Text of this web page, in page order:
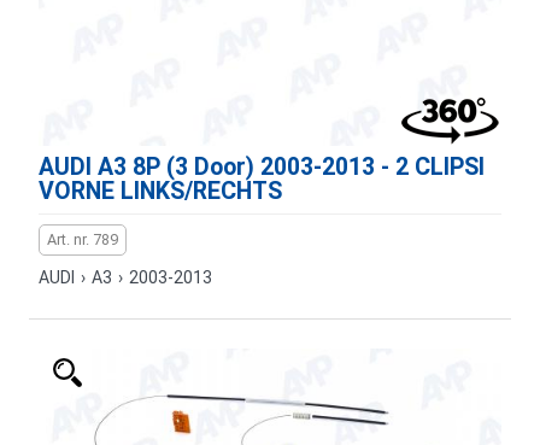
AUDI A3 8P (3 Door) 2003-2013 - 2 CLIPSI
VORNE LINKS/RECHTS
Art. nr. 789
AUDI › A3 › 2003-2013